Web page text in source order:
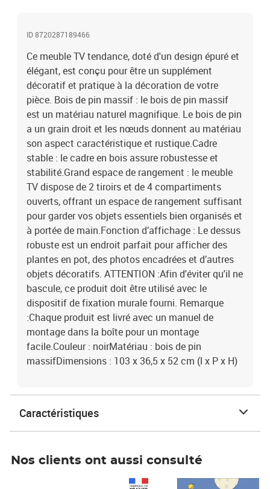
massifDimensions : 103 x 36,5 x 52 cm (l x P x H)
ID 8720287189466
Ce meuble TV tendance, doté d'un design épuré et
élégant, est conçu pour être un supplément
décoratif et pratique à la décoration de votre
pièce. Bois de pin massif : le bois de pin massif
est un matériau naturel magnifique. Le bois de pin
a un grain droit et les nœuds donnent au matériau
son aspect caractéristique et rustique.Cadre
stable : le cadre en bois assure robustesse et
stabilité.Grand espace de rangement : le meuble
TV dispose de 2 tiroirs et de 4 compartiments
ouverts, offrant un espace de rangement suffisant
pour garder vos objets essentiels bien organisés et
à portée de main.Fonction d’affichage : Le dessus
robuste est un endroit parfait pour afficher des
plantes en pot, des photos encadrées et d’autres
objets décoratifs. ATTENTION :Afin d'éviter qu'il ne
bascule, ce produit doit être utilisé avec le
dispositif de fixation murale fourni. Remarque
:Chaque produit est livré avec un manuel de
montage dans la boîte pour un montage
facile.Couleur : noirMatériau : bois de pin
massifDimensions : 103 x 36,5 x 52 cm (l x P x H)
Caractéristiques
Nos clients ont aussi consulté
Prix 7,50€